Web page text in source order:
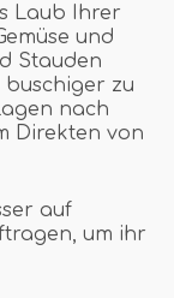
Laub Ihrer
und
Stauden
zu
nach
Direkten von
auf
um ihr